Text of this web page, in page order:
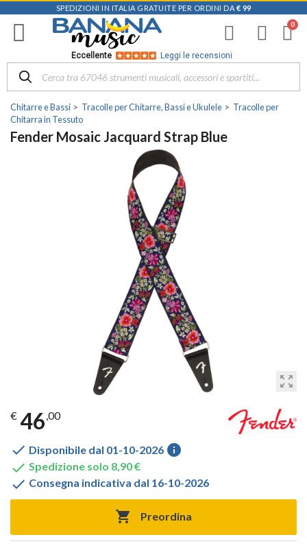
SPEDIZIONI IN ITALIA GRATUITE PER ORDINI DA € 99
Eccellente Leggi le recensioni
Chitarre e Bassi Tracolle per Chitarre, Bassi e Ukulele
Tracolle per
Chitarra in Tessuto
Fender Mosaic Jacquard Strap Blue
zoom_out_map
€ 46,00
 Disponibile dal 01-10-2026 info
 Spedizione solo 8,90 €
 Consegna indicativa dal 16-10-2026
 Preordina